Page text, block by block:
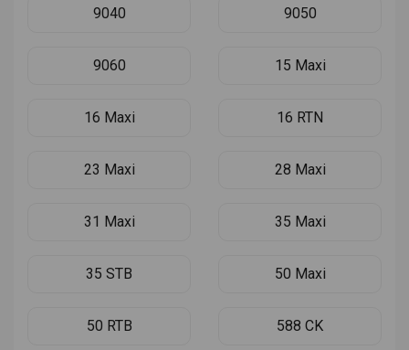
9040 9050
9060 15 Maxi
16 Maxi 16 RTN
23 Maxi 28 Maxi
31 Maxi 35 Maxi
35 STB 50 Maxi
50 RTB 588 CK